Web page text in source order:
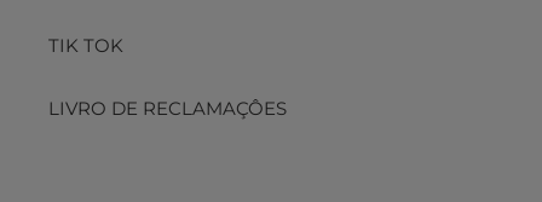
TIK TOK
LIVRO DE RECLAMAÇÔES